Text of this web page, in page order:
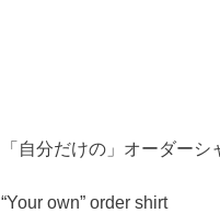
「自分だけの」オーダーシ
“Your own” order shirt